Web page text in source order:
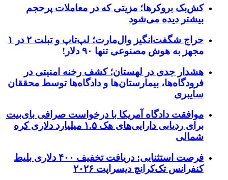
کش‌بک بروکرها؛ مزیتی که در معاملات پرحجم
بیشتر دیده می‌شود
حراج شگفت‌انگیز وال‌مارت؛ لپ‌تاپ و تبلت ۲ در ۱
مجهز به هوش مصنوعی تنها ۹۰ دلار!
هشدار جدی در لهستان؛ کشف رخنه امنیتی در
فرودگاه‌ها، بیمارستان‌ها و دادگاه‌ها توسط محققان
سایبری
موافقت دادگاه آمریکا با درخواست صرافی بای‌بیت
برای ردیابی دارایی‌های هک ۱.۵ میلیارد دلاری کره
شمالی
فرصت استثنایی: دریافت تخفیف ۴۰۰ دلاری بلیط
کنفرانس تک‌کرانچ دیسراپت ۲۰۲۶